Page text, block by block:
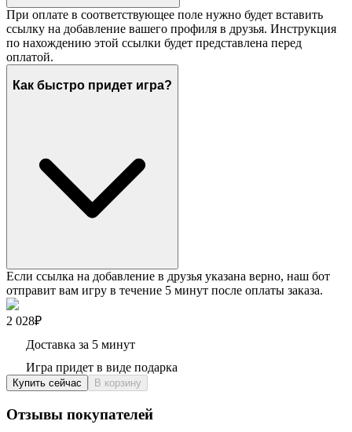
При оплате в соответствующее поле нужно будет вставить
ссылку на добавление вашего профиля в друзья. Инструкция
по нахождению этой ссылки будет представлена перед
оплатой.
Как быстро придет игра?
Если ссылка на добавление в друзья указана верно, наш бот
отправит вам игру в течение 5 минут после оплаты заказа.
2 028₽
Доставка за 5 минут
Игра придет в виде подарка
Купить сейчас В корзину
Отзывы покупателей